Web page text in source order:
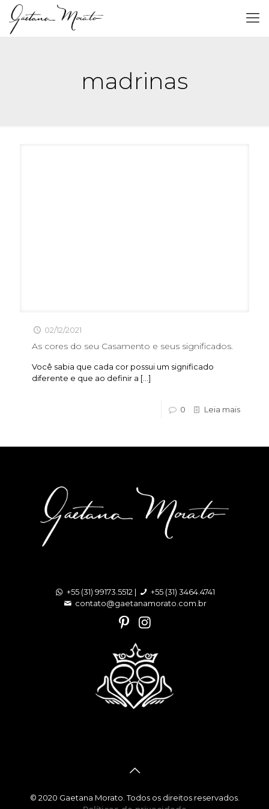
madrinas
02/12/2021
As cores do seu Casamento e seus significados.
Você sabia que cada cor possui um significado
diferente e que ao definir a […]
0 Leia mais
+55 (31) 99173.5512 |
+55 (31) 3464.4741
contato@gaetanamorato.com.br
© 2020 Gaetana Morato. Todos os direitos reservados.